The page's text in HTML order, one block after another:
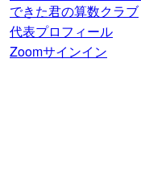
できた君の算数クラブ
代表プロフィール
Zoomサインイン